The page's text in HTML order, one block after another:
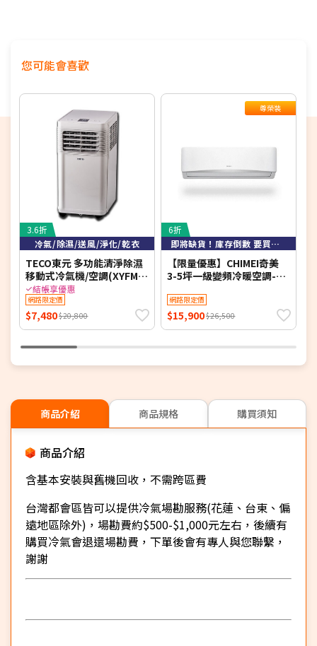
您可能會喜歡
3.6折
冷氣/除濕/送風/淨化/乾衣
TECO東元 多功能清淨除濕
移動式冷氣機/空調(XYFMP-
1701FC)
結帳享優惠
網路限定價
$7,480$20,800
尊榮裝
6折
即將缺貨！庫存倒數 要買要快！
【限量優惠】CHIMEI奇美
3-5坪一級變頻冷暖空調-星
S29HG1 【含基本安裝+舊
機回收】【加贈2000元好禮
+1年安裝保固】
網路限定價
$15,900$26,500
商品介紹 商品規格 購買須知
商品介紹
含基本安裝與舊機回收，不需跨區費
台灣都會區皆可以提供冷氣場勘服務(花蓮、台東、偏
遠地區除外)，場勘費約$500-$1,000元左右，後續有
購買冷氣會退還場勘費，下單後會有專人與您聯繫，
謝謝